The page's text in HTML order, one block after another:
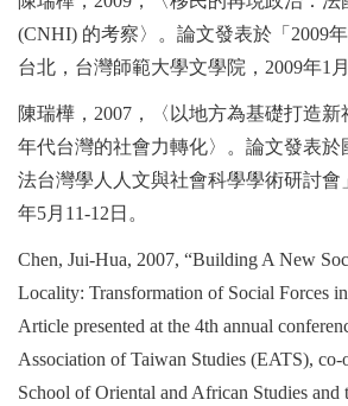
(CNHI) 的考察〉。論文發表於「 2009
台北，台灣師範大學文學院， 2009年1 月
陳瑞樺， 2007 ，〈以地方為基礎打造
年代台灣的社會力轉化〉。論文發表於
法台灣學人人文與社會科學學術研討會
年5月 11-12 日。
Chen, Jui-Hua, 2007, “Building A New
Locality: Transformation of Social Forces
Article presented at the 4th annual
Association of Taiwan Studies (EATS), co-
School of Oriental and African Studies and